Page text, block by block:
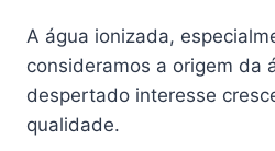
A água ionizada,
consideramos a origem da
despertado interesse
qualidade.